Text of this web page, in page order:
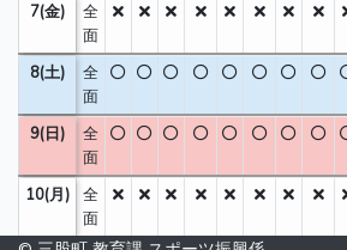
7(金)
全
面
8(土)
全
面
9(日)
全
面
10(月)
全
面